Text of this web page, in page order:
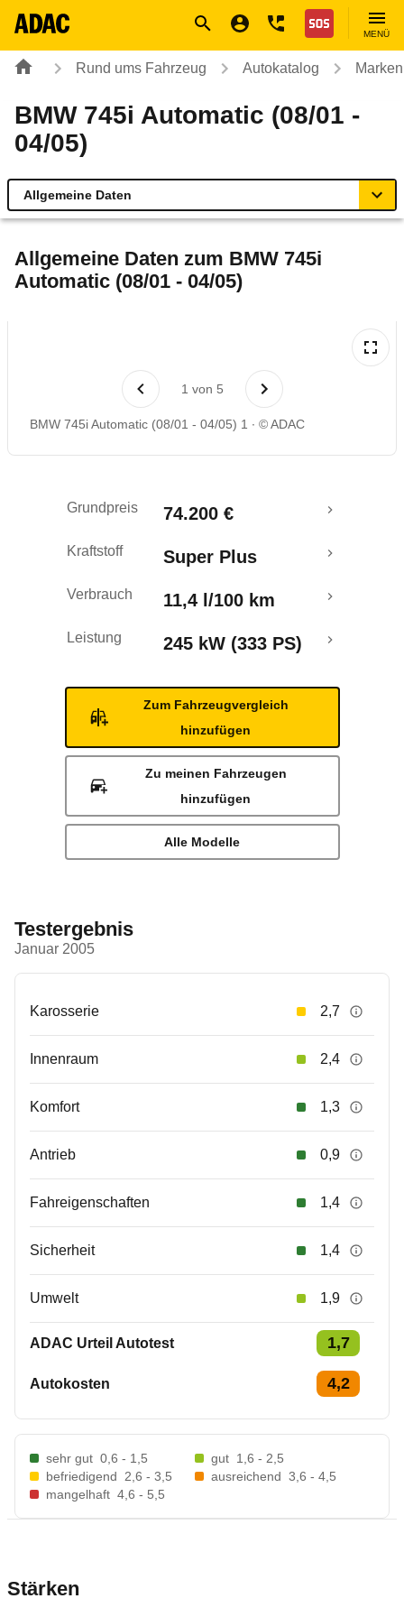
Nothilfe
MENÜ
Rund ums Fahrzeug Autokatalog
BMW 745i Automatic (08/01 -
04/05)
Allgemeine Daten
Technische Daten
Laufende Kosten
Allgemeine Daten zum BMW 745i
Automatic (08/01 - 04/05)
1 von 5
BMW 745i Automatic (08/01 - 04/05) 1 © ADAC
Grundpreis 74.200 €
Kraftstoff Super Plus
Verbrauch 11,4 l/100 km
Leistung 245 kW (333 PS)
Zum Fahrzeugvergleich
hinzufügen
Zu meinen Fahrzeugen
hinzufügen
Alle Modelle
Testergebnis
Januar 2005
Karosserie 2,7
Innenraum 2,4
Komfort 1,3
Antrieb 0,9
Fahreigenschaften 1,4
Sicherheit 1,4
Umwelt 1,9
ADAC Urteil Autotest 1,7
Autokosten 4,2
sehr gut 0,6 - 1,5 gut 1,6 - 2,5
befriedigend
2,6 - 3,5 ausreichend 3,6 - 4,5
mangelhaft 4,6 - 5,5
Stärken